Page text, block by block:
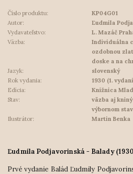
Číslo produktu:
KP04G01
Autor:
Ľudmila
Vydavateľstvo:
L. Mazáč
Väzba:
Individuálna
ozdobnou
doske a na
Jazyk:
slovenský
Rok vydania:
1930 (1.
Edícia:
Knižnica
Stav:
väzba aj
výbornom
Ilustrátor:
Martin Benka
Ľudmila Podjavorinská - Balady
Prvé vydanie Balád Ľudmily